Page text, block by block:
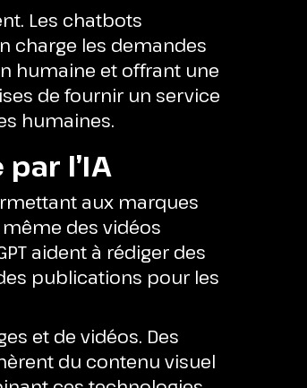
Les chatbots
charge les demandes
humaine et offrant une
de fournir un service
humaines.
l’IA
aux marques
des vidéos
aident à rédiger des
publications pour les
et de vidéos. Des
du contenu visuel